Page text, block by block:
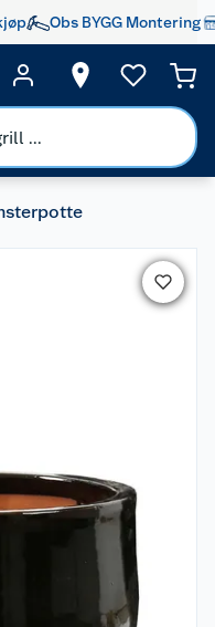
Obs BYGG Montering